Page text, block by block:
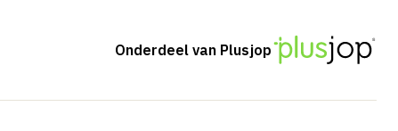
Onderdeel van Plusjop